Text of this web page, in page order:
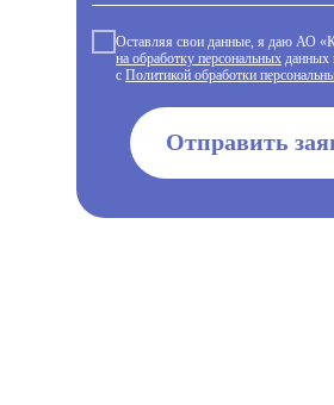
Оставляя свои данные, я даю АО
на обработку персональных данных
с Политикой обработки
Отправить